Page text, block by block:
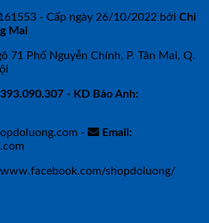
- Cấp ngày 26/10/2022 bởi Chi
Mai
71 Phố Nguyễn Chính, P. Tân Mai, Q.
- KD Bảo Anh:
-
Email:
shopdoluong/